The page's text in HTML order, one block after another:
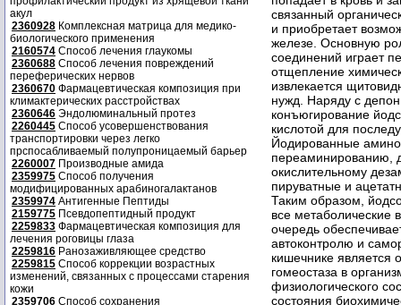
акул
2360928 Комплексная матрица для медико-
биологического применения
2160574 Способ лечения глаукомы
2360688 Способ лечения повреждений
переферических нервов
2360670 Фармацевтическая композиция при
климактерических расстройствах
2360646 Эндолюминальный протез
2260445 Способ усовершенствования
транспортировки через легко
прспосабливаемый полупроницаемый барьер
2260007 Производные амида
2359975 Способ получения
модифицированных арабиногалактанов
2359974 Антигенные Пептиды
2159775 Псевдопептидный продукт
2259833 Фармацевтическая композиция для
лечения роговицы глаза
2259816 Ранозаживляющее средство
2259815 Способ коррекции возрастных
изменений, связанных с процессами старения
кожи
2359706 Способ сохранения